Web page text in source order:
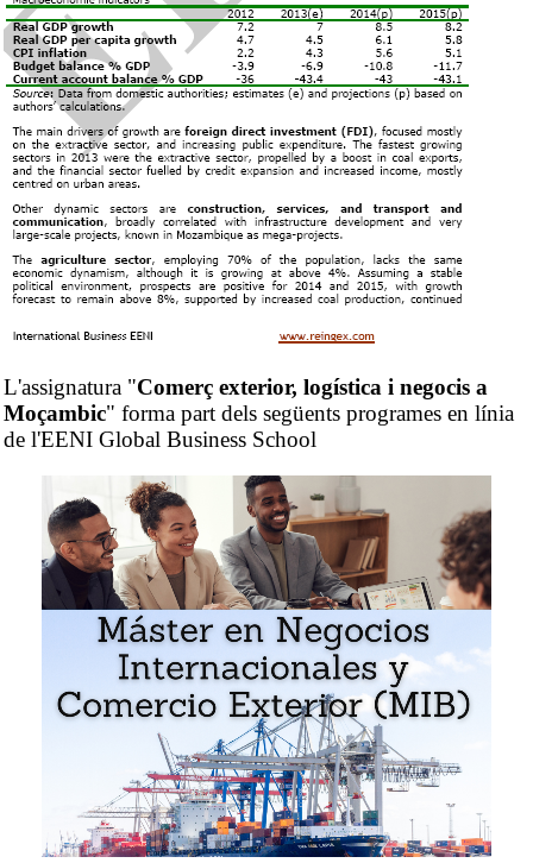
L'assignatura "Comerç exterior, logística i negocis a
Moçambic" forma part dels següents programes en línia
de l'EENI Global Business School